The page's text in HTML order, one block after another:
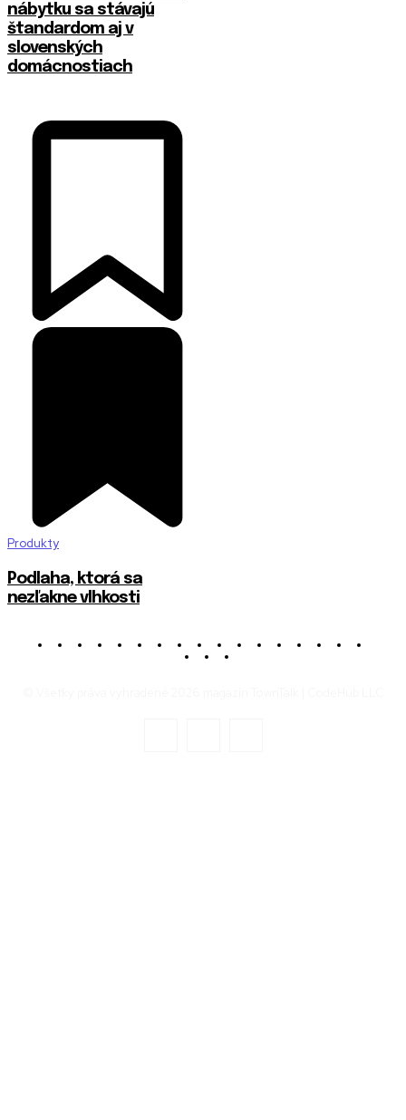
nábytku sa stávajú
štandardom aj v
slovenských
domácnostiach
Produkty
Podlaha, ktorá sa
nezľakne vlhkosti